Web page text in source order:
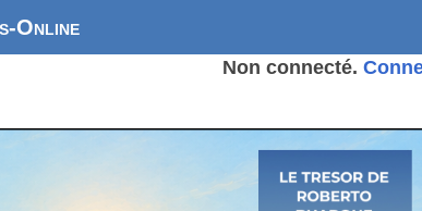
Online
Non connecté.